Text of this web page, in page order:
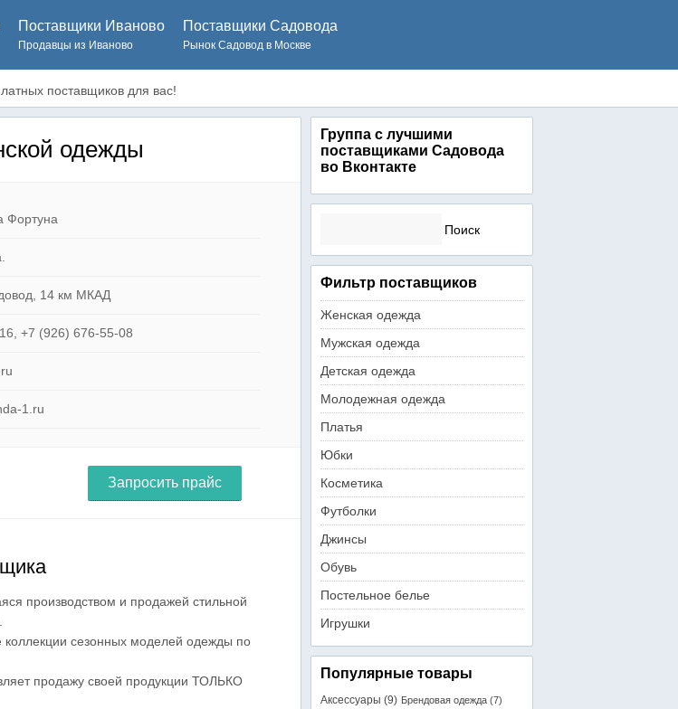
Поставщики Иваново
Продавцы из Иваново
Поставщики Садовода
Рынок Садовод в Москве
поставщиков для вас!
одежды
Фортуна
14 км МКАД
+7 (926) 676-55-08
1.ru
Запросить прайс
производством и продажей стильной
коллекции сезонных моделей одежды по
продажу своей продукции ТОЛЬКО
Группа с лучшими
поставщиками Садовода
во Вконтакте
Фильтр поставщиков
Женская одежда
Мужская одежда
Детская одежда
Молодежная одежда
Платья
Юбки
Косметика
Футболки
Джинсы
Обувь
Постельное белье
Игрушки
Популярные товары
Аксессуары (9) Брендовая одежда (7)